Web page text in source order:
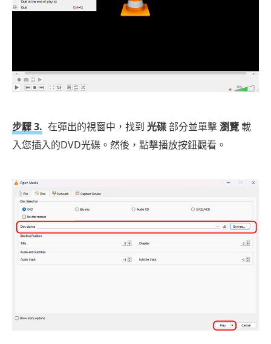
步驟 3. 在彈出的視窗中，找到 光碟部分並單擊瀏覽載
入您插入的DVD光碟。然後，點擊播放按鈕觀看。